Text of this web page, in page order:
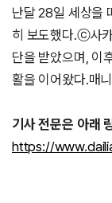
난달 28일 세상을
히 보도했다.ⓒ사
단을 받았으며, 이
활을 이어왔다.매
기사 전문은 아래
https://